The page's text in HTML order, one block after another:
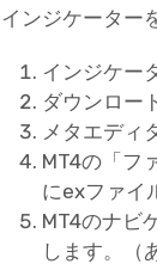
インジケーター
インジケー
ダウンロー
メタエディ
MT4の「フ
にexファイ
MT4のナビ
します。（